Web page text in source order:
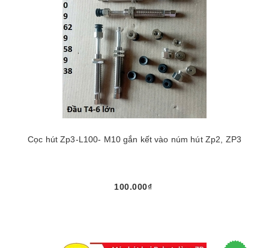
Cọc hút Zp3-L100- M10 gắn kết vào núm hút Zp2, ZP3
100.000₫